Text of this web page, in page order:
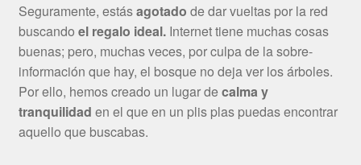
Seguramente, estásagotado de dar vueltas por la red
buscando el regalo ideal.Internet tiene muchas cosas
buenas; pero, muchas veces, por culpa de la sobre-
información que hay, el bosque no deja ver los árboles.
Por ello, hemos creado un lugar decalma y
tranquilidad en el que en un plis plas puedas encontrar
aquello que buscabas.